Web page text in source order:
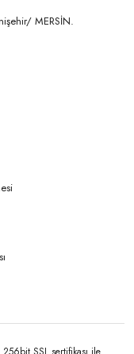
ㅤㅤㅤㅤㅤㅤㅤ ㅤㅤㅤㅤㅤㅤㅤㅤㅤㅤ